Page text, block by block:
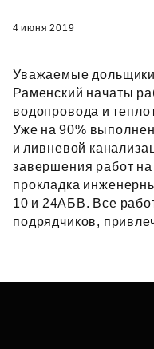
4 июня 2019
Уважаемые
Раменский начаты
водопровода и
Уже на 90%
и ливневой
завершения работ на
прокладка
10 и 24АБВ. Все
подрядчиков,